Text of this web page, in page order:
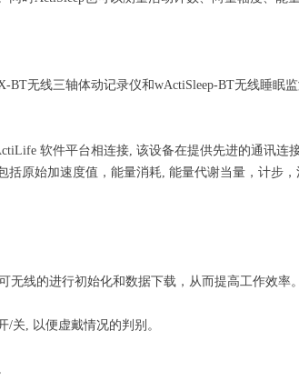
无线三轴体动记录仪和wActiSleep-BT无线睡眠
软件平台相连接, 该设备在提供先进的通讯
原始加速度值，能量消耗, 能量代谢当量，计步
无线的进行初始化和数据下载，从而提高工作效率。
关, 以便虚戴情况的判别。